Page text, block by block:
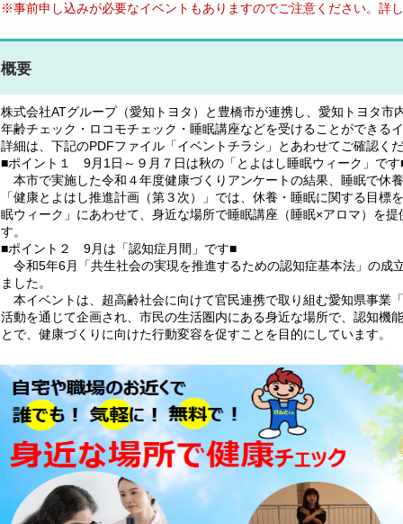
※事前申し込みが必要なイベントもありますのでご注意ください。詳
概要
株式会社ATグループ（愛知トヨタ）と豊橋市が連携し、愛知トヨタ市
年齢チェック・ロコモチェック・睡眠講座などを受けることができる
詳細は、下記のPDFファイル「イベントチラシ」とあわせてご確認くだ
■ポイント１ 9月1日～９月７日は秋の「とよはし睡眠ウィーク」です
本市で実施した令和４年度健康づくりアンケートの結果、睡眠で休
「健康とよはし推進計画（第３次）」では、休養・睡眠に関する目標
眠ウィーク」にあわせて、身近な場所で睡眠講座（睡眠×アロマ）を
す。
■ポイント２ 9月は「認知症月間」です■
令和5年6月「共生社会の実現を推進するための認知症基本法」の成
ました。
本イベントは、超高齢社会に向けて官民連携で取り組む愛知県事業
活動を通じて企画され、市民の生活圏内にある身近な場所で、認知機
とで、健康づくりに向けた行動変容を促すことを目的にしています。